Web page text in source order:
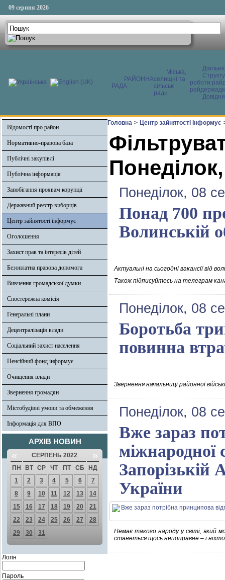
09 серпня 2026
РАЙОННА
РАДА
Міська,
селищні та
сільські
ради
роботи
Відомості про район
Нормативно-правова база
Публічні закупівлі
Публічна інформація
Запобігання проявам корупції
Державний реєстр виборців
Центр зайнятості інформує
Оголошення
Захист прав та інтересів дітей
Безоплатна правова допомога
Вивчення громадської думки
Спостережна комісія
Генеральні плани
Децентралізація влади
Соціальний захист населення
Пенсійний фонд інформує
Очищення влади
Звернення громадян
Містобудівні умови та обмеження
Інформація для ВПО
АРХІВ НОВИН
« СЕРПЕНЬ 2022 »
ПН ВТ СР ЧТ ПТ СБ
НД
1
2 3 4 5 6
7
8
9 10 11 12 13
14
15
16 17 18 19 20
21
22
23 24 25 26 27
28
29
30 31
Логін
Пароль
Головна > Центр зайнятості інформує
Понеділок, 08
Понад 700
Волинській
Актуальні на сьогодні вакансії від
Також підписуйтесь на телеграм
Понеділок, 08
Боротьба
повинна
Звернення начальниці районної
Понеділок, 08
Вже зараз
міжнародної
Запорізькій
України
Немає такого народу у світі, який
станеться щось непоправне – і